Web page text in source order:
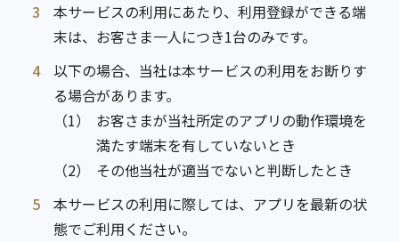
3
本サービスの利用にあたり、利用登録ができる端
末は、お客さま一人につき1台のみです。
4
以下の場合、当社は本サービスの利用をお断りす
る場合があります。
（1）
お客さまが当社所定のアプリの動作環境を
満たす端末を有していないとき
（2）
その他当社が適当でないと判断したとき
5
本サービスの利用に際しては、アプリを最新の状
態でご利用ください。